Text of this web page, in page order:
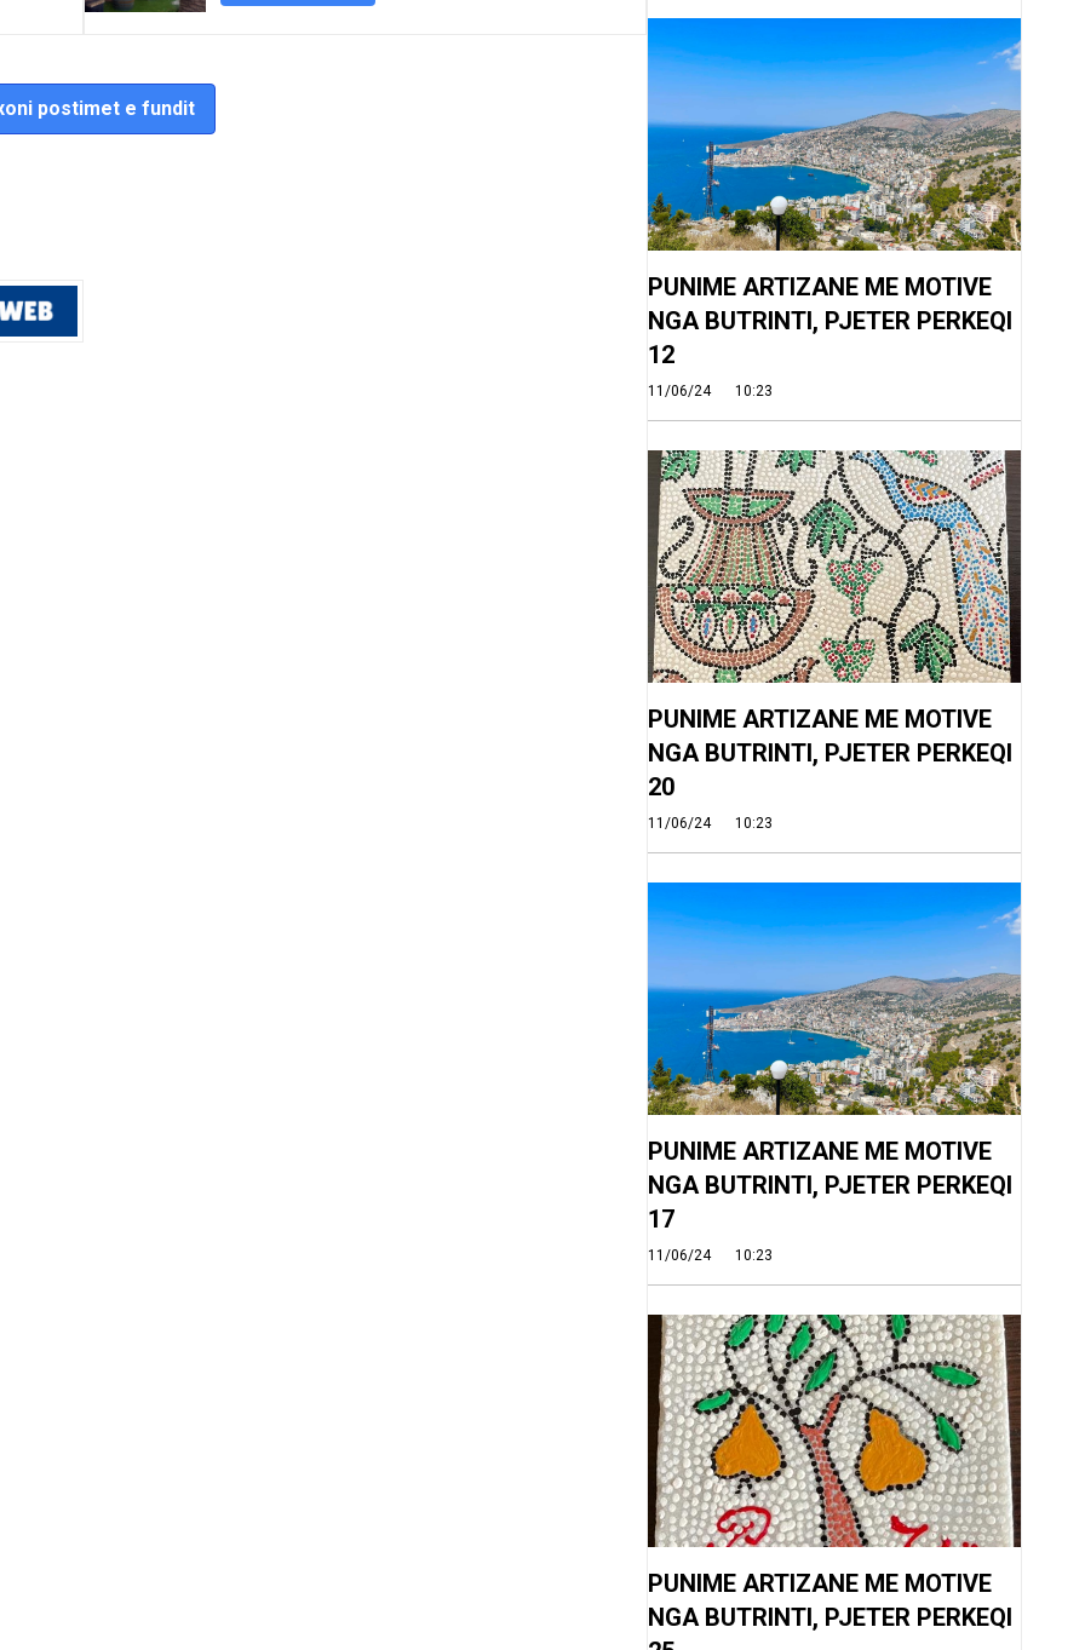
postimet e fundit
PUNIME ARTIZANE ME MOTIVE
NGA BUTRINTI, PJETER PERKEQI
12
11/06/24 10:23
PUNIME ARTIZANE ME MOTIVE
NGA BUTRINTI, PJETER PERKEQI
20
11/06/24 10:23
PUNIME ARTIZANE ME MOTIVE
NGA BUTRINTI, PJETER PERKEQI
17
11/06/24 10:23
PUNIME ARTIZANE ME MOTIVE
NGA BUTRINTI, PJETER PERKEQI